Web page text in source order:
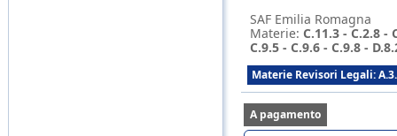
SAF Emilia Romagna
Materie: C.11.3 - C.2.8 -
C.9.5 - C.9.6 - C.9.8 -
Materie Revisori Legali:
A pagamento